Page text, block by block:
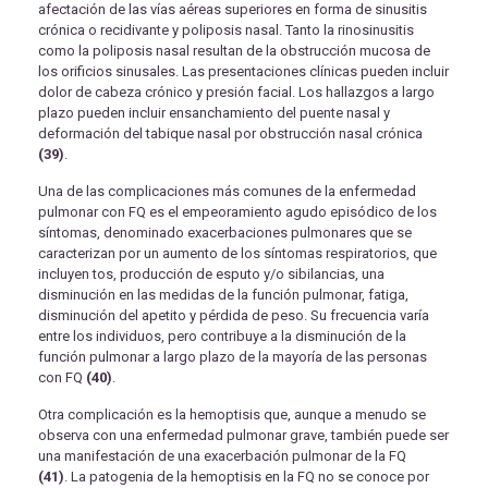
afectación de las vías aéreas superiores en forma de sinusitis
crónica o recidivante y poliposis nasal. Tanto la rinosinusitis
como la poliposis nasal resultan de la obstrucción mucosa de
los orificios sinusales. Las presentaciones clínicas pueden incluir
dolor de cabeza crónico y presión facial. Los hallazgos a largo
plazo pueden incluir ensanchamiento del puente nasal y
deformación del tabique nasal por obstrucción nasal crónica
(39).
Una de las complicaciones más comunes de la enfermedad
pulmonar con FQ es el empeoramiento agudo episódico de los
síntomas, denominado exacerbaciones pulmonares que se
caracterizan por un aumento de los síntomas respiratorios, que
incluyen tos, producción de esputo y/o sibilancias, una
disminución en las medidas de la función pulmonar, fatiga,
disminución del apetito y pérdida de peso. Su frecuencia varía
entre los individuos, pero contribuye a la disminución de la
función pulmonar a largo plazo de la mayoría de las personas
con FQ (40).
Otra complicación es la hemoptisis que, aunque a menudo se
observa con una enfermedad pulmonar grave, también puede ser
una manifestación de una exacerbación pulmonar de la FQ
(41). La patogenia de la hemoptisis en la FQ no se conoce por